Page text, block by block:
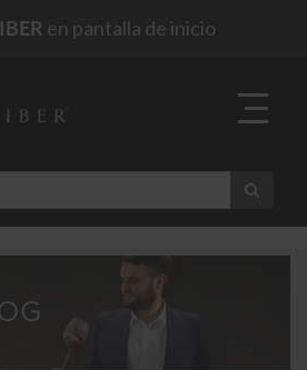
IBER en pantalla de inicio